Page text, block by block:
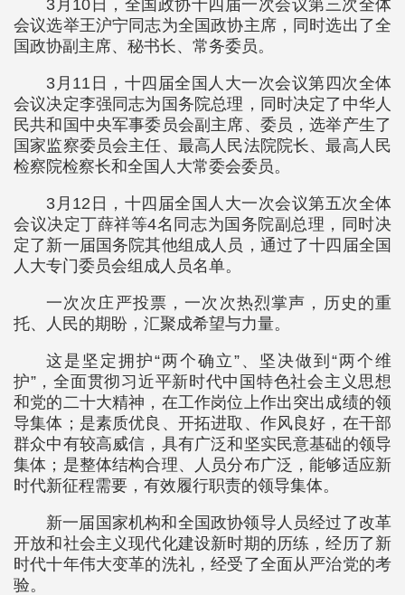
3月10日，全国政协十四届一次会议第三次全体
会议选举王沪宁同志为全国政协主席，同时选出了全
国政协副主席、秘书长、常务委员。
3月11日，十四届全国人大一次会议第四次全体
会议决定李强同志为国务院总理，同时决定了中华人
民共和国中央军事委员会副主席、委员，选举产生了
国家监察委员会主任、最高人民法院院长、最高人民
检察院检察长和全国人大常委会委员。
3月12日，十四届全国人大一次会议第五次全体
会议决定丁薛祥等4名同志为国务院副总理，同时决
定了新一届国务院其他组成人员，通过了十四届全国
人大专门委员会组成人员名单。
一次次庄严投票，一次次热烈掌声，历史的重
托、人民的期盼，汇聚成希望与力量。
这是坚定拥护“两个确立”、坚决做到“两个维
护”，全面贯彻习近平新时代中国特色社会主义思想
和党的二十大精神，在工作岗位上作出突出成绩的领
导集体；是素质优良、开拓进取、作风良好，在干部
群众中有较高威信，具有广泛和坚实民意基础的领导
集体；是整体结构合理、人员分布广泛，能够适应新
时代新征程需要，有效履行职责的领导集体。
新一届国家机构和全国政协领导人员经过了改革
开放和社会主义现代化建设新时期的历练，经历了新
时代十年伟大变革的洗礼，经受了全面从严治党的考
验。